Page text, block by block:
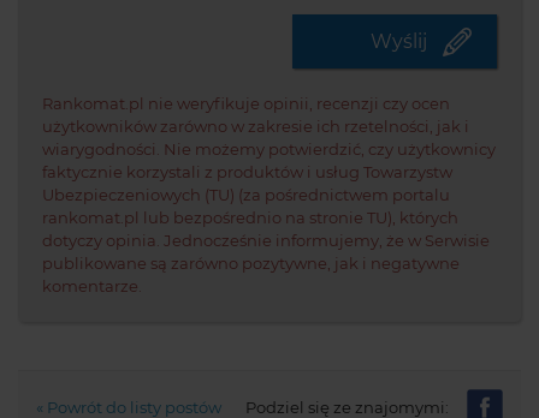
Wyślij
Rankomat.pl nie weryfikuje opinii, recenzji czy ocen
użytkowników zarówno w zakresie ich rzetelności, jak i
wiarygodności. Nie możemy potwierdzić, czy użytkownicy
faktycznie korzystali z produktów i usług Towarzystw
Ubezpieczeniowych (TU) (za pośrednictwem portalu
rankomat.pl lub bezpośrednio na stronie TU), których
dotyczy opinia. Jednocześnie informujemy, że w Serwisie
publikowane są zarówno pozytywne, jak i negatywne
komentarze.
« Powrót do listy postów Podziel się ze znajomymi: